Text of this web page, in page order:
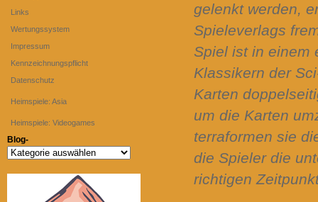
gelenkt werden,
Spieleverlags
Spiel ist in einem
Klassikern der
Karten
um die Karten
terraformen sie
die Spieler die
richtigen
Links
Wertungssystem
Impressum
Kennzeichnungspflicht
Datenschutz
Heimspiele: Asia
Heimspiele: Videogames
Blog-
Blog-